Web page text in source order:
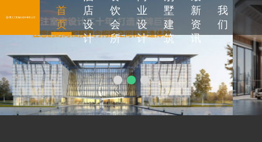
首
页
店
设
计
饮
会
所
业
设
计
墅
建
筑
新
资
讯
我
们